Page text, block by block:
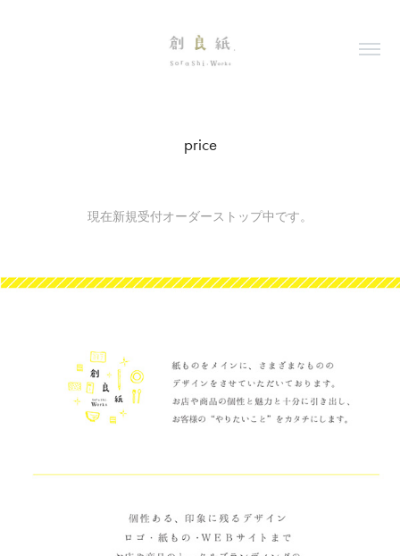
price
現在新規受付オーダーストップ中です。